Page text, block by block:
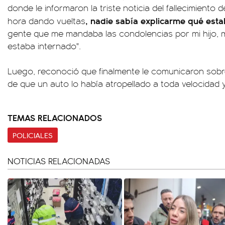
donde le informaron la triste noticia del fallecimiento
hora dando vueltas, nadie sabía explicarme qué
gente que me mandaba las condolencias por mi hijo,
estaba internado".
Luego, reconoció que finalmente le comunicaron
de que un auto lo había atropellado a toda velocidad
TEMAS RELACIONADOS
POLICIALES
NOTICIAS RELACIONADAS